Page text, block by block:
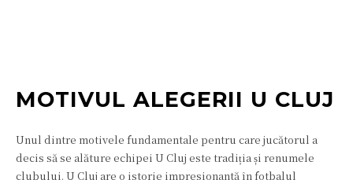
MOTIVUL ALEGERII U CLUJ
Unul dintre motivele fundamentale pentru care jucătorul a
decis să se alăture echipei U Cluj este tradiția și renumele
clubului. U Cluj are o istorie impresionantă în fotbalul